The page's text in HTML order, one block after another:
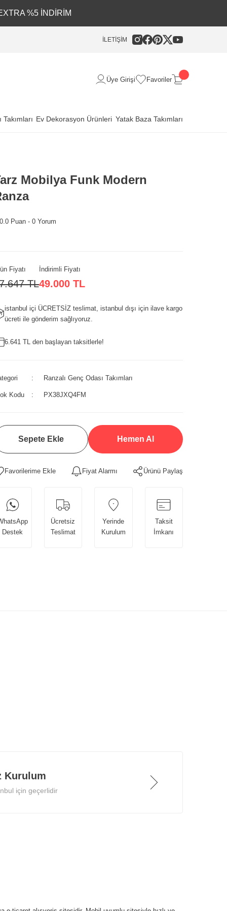
%5 İNDİRİM
İLETİŞİM
Üye Girişi Favoriler
Ev Dekorasyon Ürünleri Yatak Baza Takımları
Mobilya Funk Modern
0.0 Puan - 0 Yorum
Fiyatı
TL
İndirimli Fiyatı
49.000 TL
istanbul içi ÜCRETSİZ teslimat, istanbul dışı için ilave kargo
ücreti ile gönderim sağlıyoruz.
6.641 TL den başlayan taksitlerle!
Ranzalı Genç Odası Takımları
Kodu PX38JXQ4FM
Sepete Ekle Hemen Al
Fiyat Alarmı Ürünü Paylaş
Destek
Ücretsiz
Teslimat
Yerinde
Kurulum
Taksit
İmkanı
Kurulum
için geçerlidir